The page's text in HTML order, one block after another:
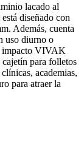
lacado al
diseñado con
Además, cuenta
uso diurno o
impacto VIVAK
cajetín para folletos
academias,
para atraer la